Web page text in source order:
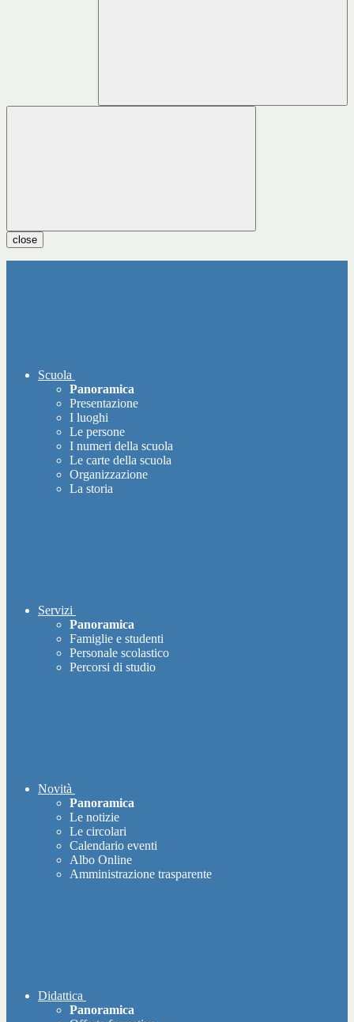
close
Scuola
Panoramica
Presentazione
I luoghi
Le persone
I numeri della scuola
Le carte della scuola
Organizzazione
La storia
Servizi
Panoramica
Famiglie e studenti
Personale scolastico
Percorsi di studio
Novità
Panoramica
Le notizie
Le circolari
Calendario eventi
Albo Online
Amministrazione trasparente
Didattica
Panoramica